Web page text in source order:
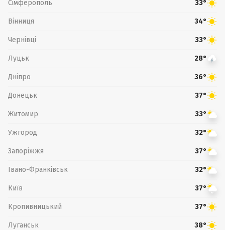
Сімферополь 33°
Вінниця 34°
Чернівці 33°
Луцьк 28°
Дніпро 36°
Донецьк 37°
Житомир 33°
Ужгород 32°
Запоріжжя 37°
Івано-Франківськ 32°
Київ 37°
Кропивницький 37°
Луганськ 38°